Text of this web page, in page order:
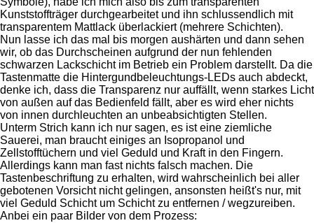
Kunststoffträger durchgearbeitet und ihn schlussendlich mit
transparentem Mattlack überlackiert (mehrere Schichten).
Nun lasse ich das mal bis morgen aushärten und dann sehen
wir, ob das Durchscheinen aufgrund der nun fehlenden
schwarzen Lackschicht im Betrieb ein Problem darstellt. Da die
Tastenmatte die Hintergundbeleuchtungs-LEDs auch abdeckt,
denke ich, dass die Transparenz nur auffällt, wenn starkes Licht
von außen auf das Bedienfeld fällt, aber es wird eher nichts
von innen durchleuchten an unbeabsichtigten Stellen.
Unterm Strich kann ich nur sagen, es ist eine ziemliche
Sauerei, man braucht einiges an Isopropanol und
Zellstofftüchern und viel Geduld und Kraft in den Fingern.
Allerdings kann man fast nichts falsch machen. Die
Tastenbeschriftung zu erhalten, wird wahrscheinlich bei aller
gebotenen Vorsicht nicht gelingen, ansonsten heißt's nur, mit
viel Geduld Schicht um Schicht zu entfernen / wegzureiben.
Anbei ein paar Bilder von dem Prozess: